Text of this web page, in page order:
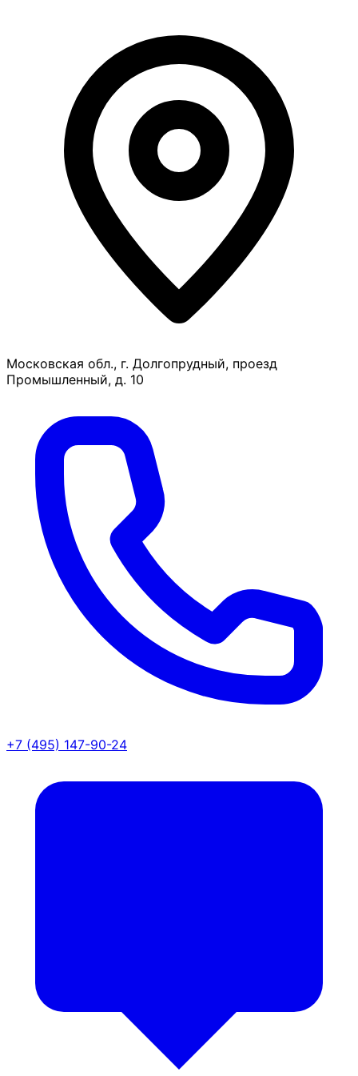
Московская обл., г. Долгопрудный, проезд
Промышленный, д. 10
+7 (495) 147-90-24